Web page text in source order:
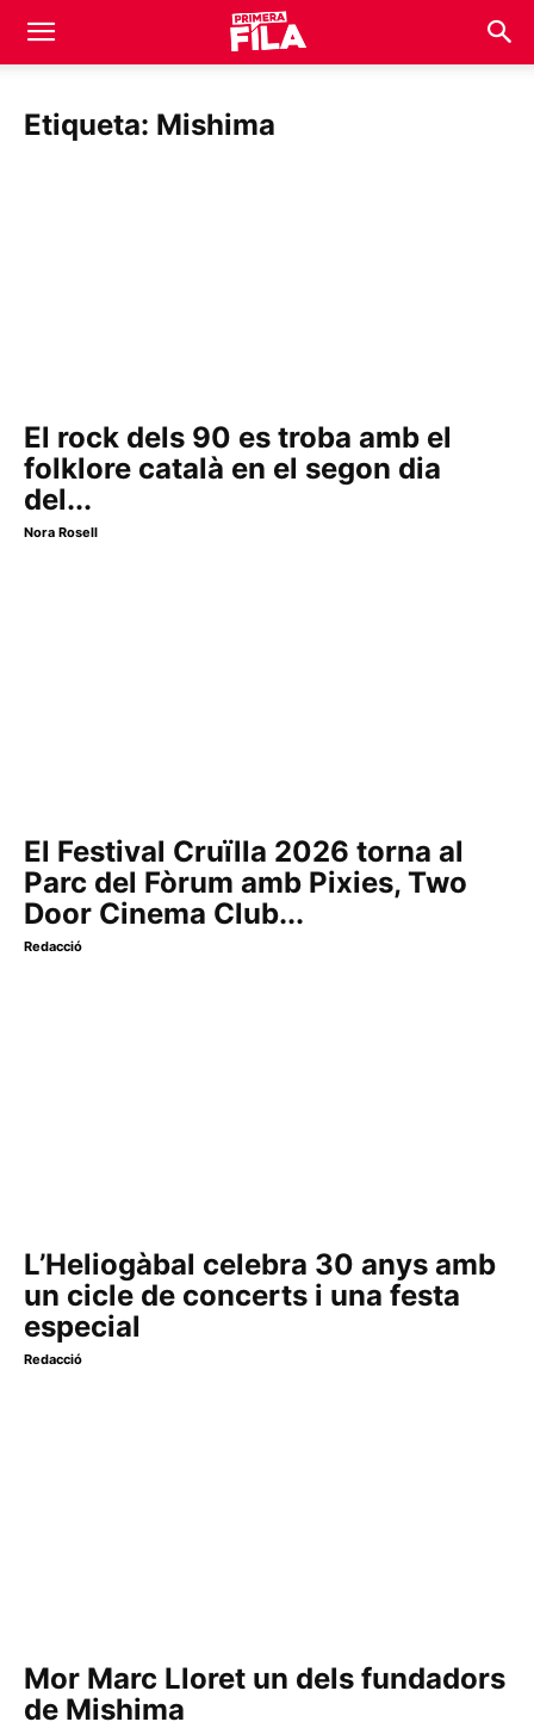
Etiqueta: Mishima
El rock dels 90 es troba amb el
folklore català en el segon dia
del...
Nora Rosell
El Festival Cruïlla 2026 torna al
Parc del Fòrum amb Pixies, Two
Door Cinema Club...
Redacció
L’Heliogàbal celebra 30 anys amb
un cicle de concerts i una festa
especial
Redacció
Mor Marc Lloret un dels fundadors
de Mishima